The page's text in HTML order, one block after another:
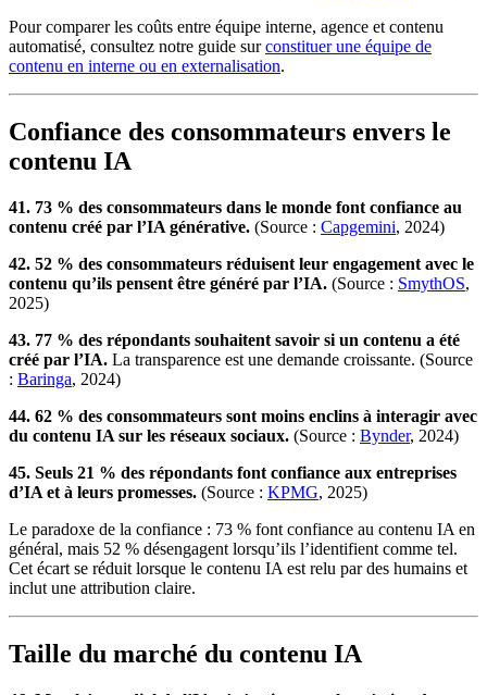
Pour comparer les coûts entre équipe interne, agence et contenu
automatisé, consultez notre guide surconstituer une équipe de
contenu en interne ou en externalisation.
Confiance des consommateurs envers le
contenu IA
41. 73 % des consommateurs dans le monde font confiance au
contenu créé par l’IA générative. (Source : Capgemini, 2024)
42. 52 % des consommateurs réduisent leur engagement avec le
contenu qu’ils pensent être généré par l’IA. (Source : SmythOS,
2025)
43. 77 % des répondants souhaitent savoir si un contenu a été
créé par l’IA. La transparence est une demande croissante. (Source
: Baringa, 2024)
44. 62 % des consommateurs sont moins enclins à interagir avec
du contenu IA sur les réseaux sociaux. (Source : Bynder, 2024)
45. Seuls 21 % des répondants font confiance aux entreprises
d’IA et à leurs promesses. (Source : KPMG, 2025)
Le paradoxe de la confiance : 73 % font confiance au contenu IA en
général, mais 52 % désengagent lorsqu’ils l’identifient comme tel.
Cet écart se réduit lorsque le contenu IA est relu par des humains et
inclut une attribution claire.
Taille du marché du contenu IA